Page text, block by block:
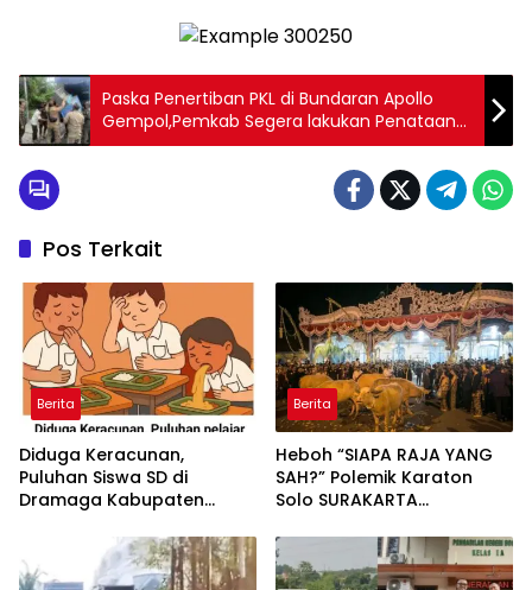
Paska Penertiban PKL di Bundaran Apollo
Gempol,Pemkab Segera lakukan Penataan
Bangunan Kembali
Pos Terkait
Berita
Diduga Keracunan,
Puluhan Siswa SD di
Dramaga Kabupaten
Puskesmas
Berita
Heboh “SIAPA RAJA YANG
SAH?” Polemik Karaton
Solo SURAKARTA